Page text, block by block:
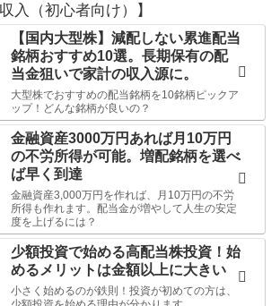
入（初心者向け）】
【国内大型株】減配しない累進配当
銘柄おすすめ10選。長期保有の配
当金狙いで家計の収入源に。
大型株でおすすめの配当銘柄を10銘柄ピックア
ップ！どんな銘柄が良いの？
金融資産3000万円あれば月10万円
の不労所得が可能。増配銘柄を選べ
ば早く到達
金融資産3,000万円を作れば、月10万円の不労
所得も作れます。配当金が増やして人生の安定
度を上げるには？
少額投資で始める高配当株投資！始
めるメリットは金額以上に大きい
小さく始めるのが鉄則！投資が初めての方は、